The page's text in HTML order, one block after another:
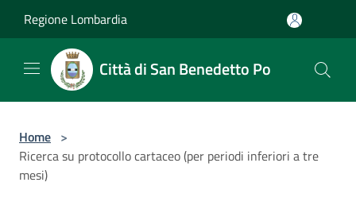
Regione Lombardia
Città di San Benedetto Po
Home >
Ricerca su protocollo cartaceo (per periodi inferiori a tre
mesi)